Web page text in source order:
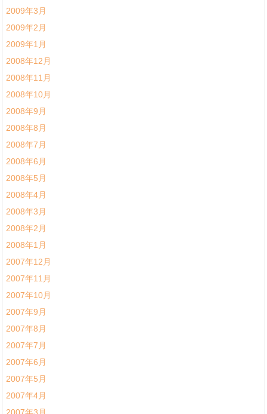
2009年3月
2009年2月
2009年1月
2008年12月
2008年11月
2008年10月
2008年9月
2008年8月
2008年7月
2008年6月
2008年5月
2008年4月
2008年3月
2008年2月
2008年1月
2007年12月
2007年11月
2007年10月
2007年9月
2007年8月
2007年7月
2007年6月
2007年5月
2007年4月